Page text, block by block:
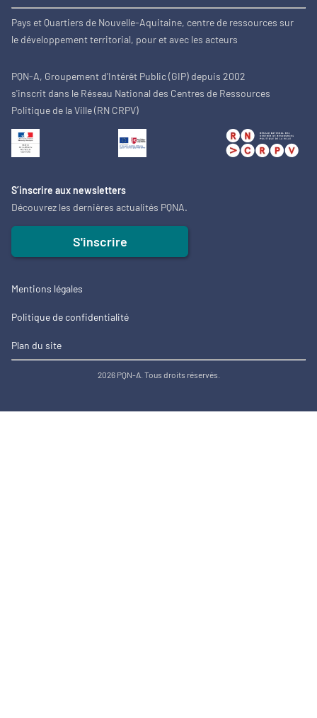
Pays et Quartiers de Nouvelle-Aquitaine, centre de ressources sur
le développement territorial, pour et avec les acteurs
PQN-A, Groupement d'Intérêt Public (GIP) depuis 2002
s'inscrit dans le Réseau National des Centres de Ressources
Politique de la Ville (RN CRPV)
S’inscrire aux newsletters
Découvrez les dernières actualités PQNA.
S'inscrire
Mentions légales
Politique de confidentialité
Plan du site
2026 PQN-A. Tous droits réservés.